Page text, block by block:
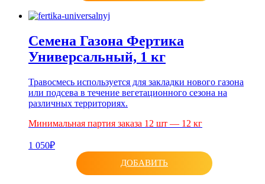
Семена Газона Фертика
Универсальный, 1 кг
Травосмесь используется для закладки нового газона
или подсева в течение вегетационного сезона на
различных территориях.
Минимальная партия заказа 12 шт — 12 кг
1 050₽
ДОБАВИТЬ